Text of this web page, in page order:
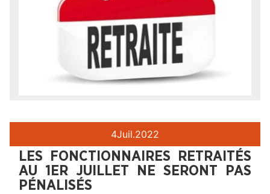
4Juil.2022
LES FONCTIONNAIRES RETRAITÉS
AU 1ER JUILLET NE SERONT PAS
PÉNALISÉS